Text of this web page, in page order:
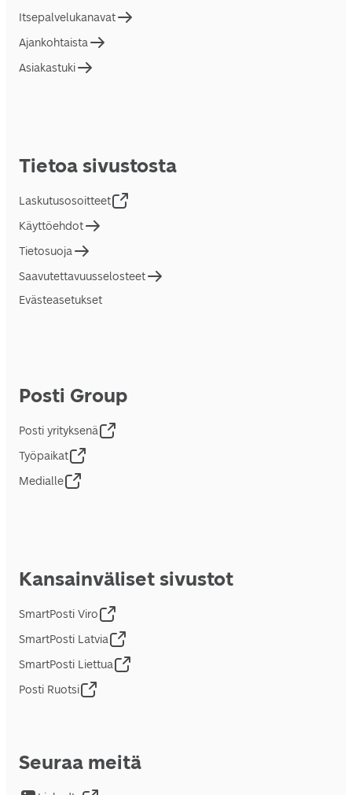
Itsepalvelukanavat
Ajankohtaista
Asiakastuki
Tietoa sivustosta
Laskutusosoitteet
Käyttöehdot
Tietosuoja
Saavutettavuusselosteet
Evästeasetukset
Posti Group
Posti yrityksenä
Työpaikat
Medialle
Kansainväliset sivustot
SmartPosti Viro
SmartPosti Latvia
SmartPosti Liettua
Posti Ruotsi
Seuraa meitä